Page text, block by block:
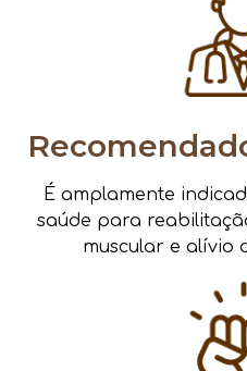
É amplamente
saúde para
muscular e alívio